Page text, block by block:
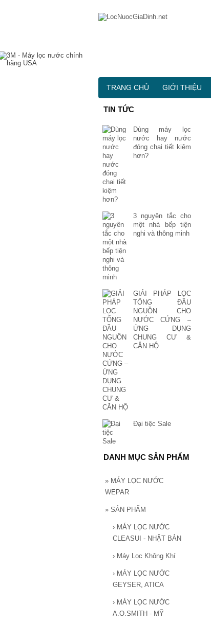
TIN TỨC
Dùng máy lọc
nước hay nước
đóng chai tiết kiệm
hơn?
3 nguyên tắc cho
một nhà bếp tiện
nghi và thông minh
GIẢI PHÁP LỌC
TỔNG ĐẦU
NGUỒN CHO
NƯỚC CỨNG –
ỨNG DỤNG
CHUNG CƯ &
CĂN HỘ
Đại tiệc Sale
DANH MỤC SẢN PHẨM
» MÁY LỌC NƯỚC
WEPAR
» SẢN PHẨM
› MÁY LỌC NƯỚC
CLEASUI - NHẬT BẢN
› Máy Lọc Không Khí
› MÁY LỌC NƯỚC
GEYSER, ATICA
› MÁY LỌC NƯỚC
A.O.SMITH - MỸ
TRANG CHỦ GIỚI THIỆU